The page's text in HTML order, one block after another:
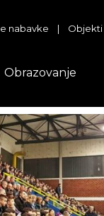
nabavke | Objekti
Obrazovanje